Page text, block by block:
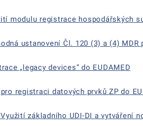
modulu registrace hospodářských
ustanovení Čl. 120 (3) a (4)
„legacy devices“ do EUDAMED
registraci datových prvků ZP do
základního UDI-DI a vytváření